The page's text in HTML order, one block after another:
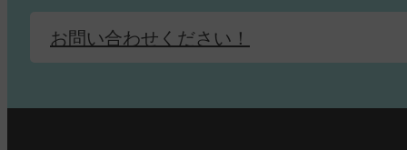
お問い合わせください！